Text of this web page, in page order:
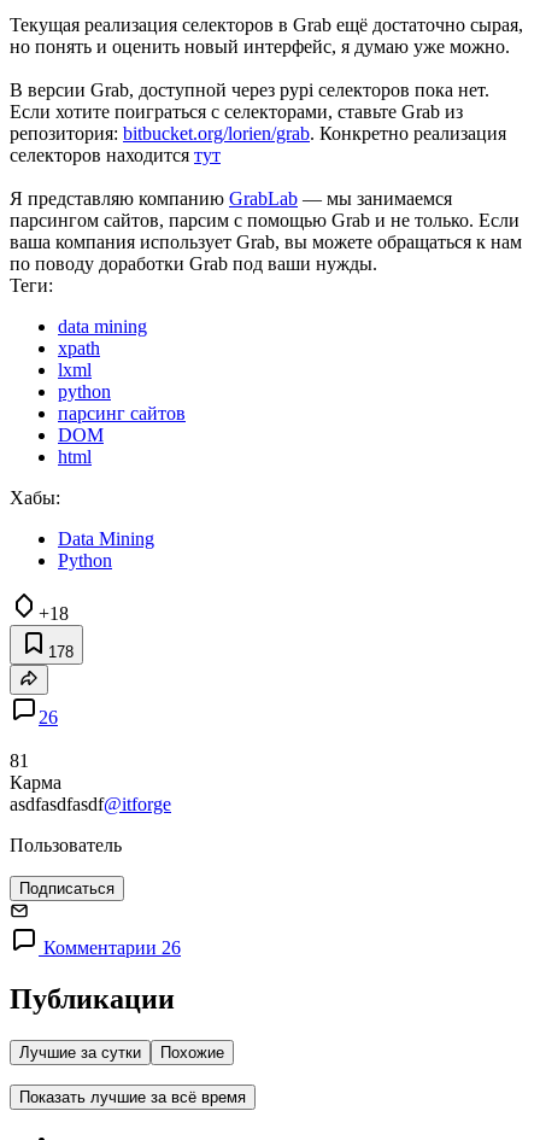
Текущая реализация селекторов в Grab ещё достаточно сырая,
но понять и оценить новый интерфейс, я думаю уже можно.
В версии Grab, доступной через pypi селекторов пока нет.
Если хотите поиграться с селекторами, ставьте Grab из
репозитория: bitbucket.org/lorien/grab. Конкретно реализация
селекторов находится тут
Я представляю компанию GrabLab — мы занимаемся
парсингом сайтов, парсим с помощью Grab и не только. Если
ваша компания использует Grab, вы можете обращаться к нам
по поводу доработки Grab под ваши нужды.
Теги:
data mining
xpath
lxml
python
парсинг сайтов
DOM
html
Хабы:
Data Mining
Python
+18
178
26
81
Карма
asdfasdfasdf@itforge
Пользователь
Подписаться
Комментарии 26
Публикации
Лучшие за сутки Похожие
Показать лучшие за всё время